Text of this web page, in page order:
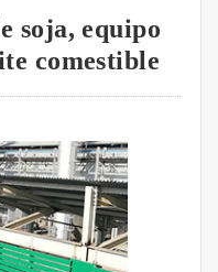
soja, equipo
comestible